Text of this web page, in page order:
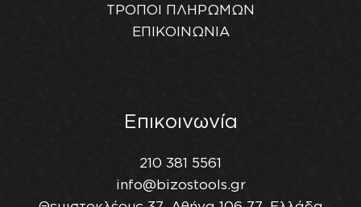
ΤΡΟΠΟΙ ΠΛΗΡΩΜΩΝ
ΕΠΙΚΟΙΝΩΝΙΑ
Επικοινωνία
210 381 5561
info@bizostools.gr